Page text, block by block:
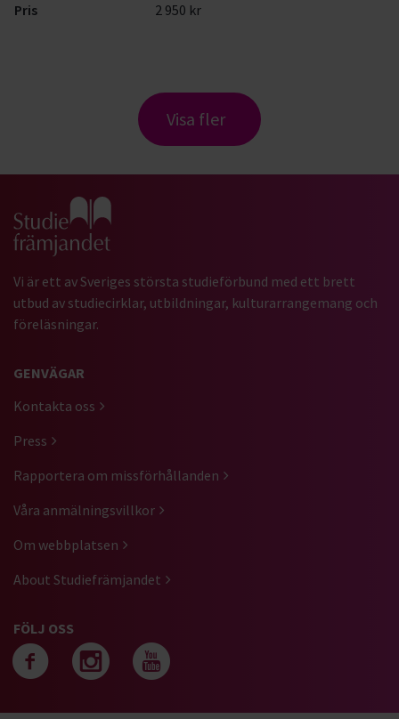
Pris
2 950 kr
Visa fler
Gå till studiefrämjandets startsida
Vi är ett av Sveriges största studieförbund med ett brett
utbud av studiecirklar, utbildningar, kulturarrangemang och
föreläsningar.
GENVÄGAR
Kontakta oss
Press
Rapportera om missförhållanden
Våra anmälningsvillkor
Om webbplatsen
About Studiefrämjandet
FÖLJ OSS
Följ oss på facebook
Följ oss på
Följ oss på